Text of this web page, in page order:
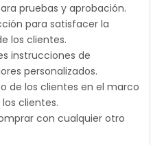
pruebas y aprobación.
para satisfacer la
los clientes.
instrucciones de
personalizados.
de los clientes en el marco
clientes.
con cualquier otro